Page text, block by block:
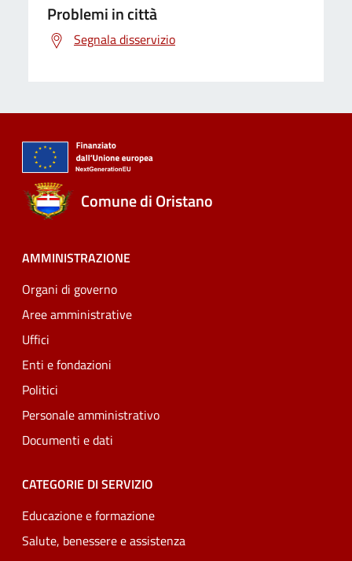
Problemi in città
Segnala disservizio
Comune di Oristano
AMMINISTRAZIONE
Organi di governo
Aree amministrative
Uffici
Enti e fondazioni
Politici
Personale amministrativo
Documenti e dati
CATEGORIE DI SERVIZIO
Educazione e formazione
Salute, benessere e assistenza